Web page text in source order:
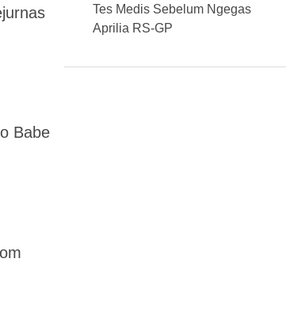
Babe
Tes Medis Sebelum Ngegas
Aprilia RS-GP